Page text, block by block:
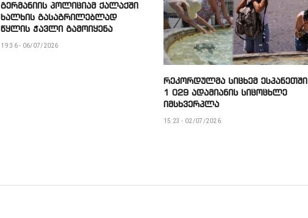
გერმანიის პოლიციამ ქალაქში
ხალხის გასაგრილებლად
წყლის ჭავლი გამოიყენა
19:36 - 06/07/2026
რეკორდულმა სიცხემ ესპანეთში
1 029 ადამიანის სიცოცხლე
იმსხვერპლა
15:23 - 02/07/2026